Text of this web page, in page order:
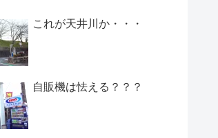
これが天井川か・・・
自販機は怯える？？？